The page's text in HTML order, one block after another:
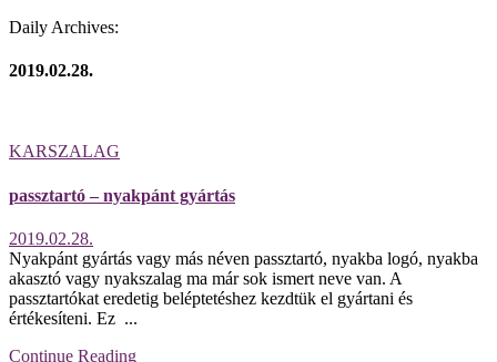
Daily Archives:
2019.02.28.
KARSZALAG
passztartó – nyakpánt gyártás
2019.02.28.
Nyakpánt gyártás vagy más néven passztartó, nyakba logó, nyakba
akasztó vagy nyakszalag ma már sok ismert neve van. A
passztartókat eredetig beléptetéshez kezdtük el gyártani és
értékesíteni. Ez ...
Continue Reading